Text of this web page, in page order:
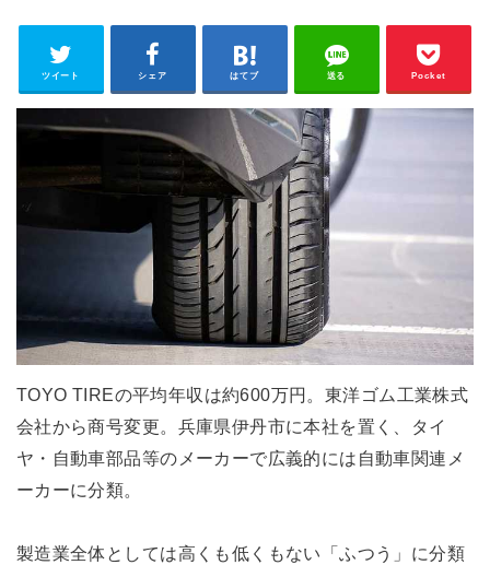
ツイート シェア はてブ 送る Pocket
TOYO TIREの平均年収は約600万円。東洋ゴム工業株式
会社から商号変更。兵庫県伊丹市に本社を置く、タイ
ヤ・自動車部品等のメーカーで広義的には自動車関連メ
ーカーに分類。
製造業全体としては高くも低くもない「ふつう」に分類